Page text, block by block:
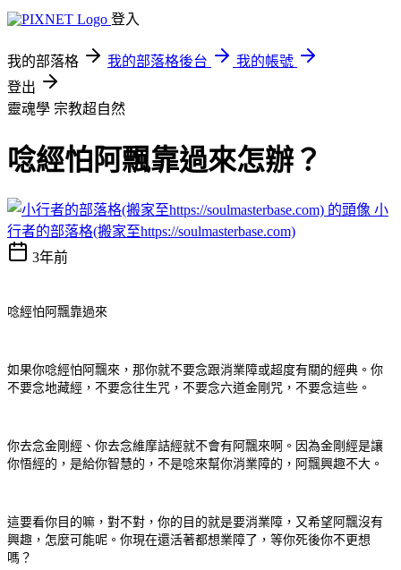
登入
我的部落格 我的部落格後台
我的帳號
登出
靈魂學 宗教超自然
唸經怕阿飄靠過來怎辦？
小
行者的部落格(搬家至https://soulmasterbase.com)
3年前
唸經怕阿飄靠過來
如果你唸經怕阿飄來，那你就不要念跟消業障或超度有關的經典。你
不要念地藏經，不要念往生咒，不要念六道金剛咒，不要念這些。
你去念金剛經、你去念維摩詰經就不會有阿飄來啊。因為金剛經是讓
你悟經的，是給你智慧的，不是唸來幫你消業障的，阿飄興趣不大。
這要看你目的嘛，對不對，你的目的就是要消業障，又希望阿飄沒有
興趣，怎麼可能呢。你現在還活著都想業障了，等你死後你不更想
嗎？